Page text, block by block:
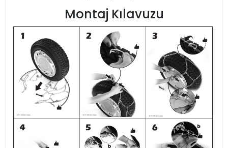
Montaj Kılavuzu